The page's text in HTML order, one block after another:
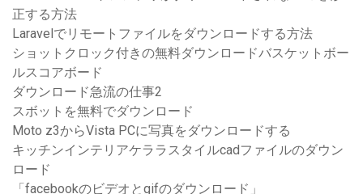
正する方法
Laravelでリモートファイルをダウンロードする方法
ショットクロック付きの無料ダウンロードバスケットボー
ルスコアボード
ダウンロード急流の仕事2
スボットを無料でダウンロード
Moto z3からVista PCに写真をダウンロードする
キッチンインテリアケララスタイルcadファイルのダウン
ロード
「facebookのビデオとgifのダウンロード」